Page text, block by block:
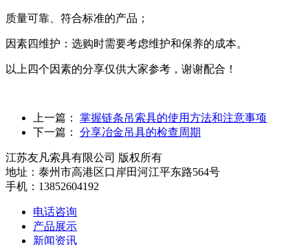
质量可靠、符合标准的产品；
因素四维护：选购时需要考虑维护和保养的成本。
以上四个因素的分享仅供大家参考，谢谢配合！
上一篇：
掌握链条吊索具的使用方法和注意事项
下一篇：
分享冶金吊具的检查周期
江苏友凡索具有限公司 版权所有
地址：泰州市高港区口岸田河江平东路564号
手机：13852604192
电话咨询
产品展示
新闻资讯